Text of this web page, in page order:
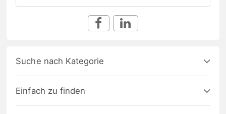
Suche nach Kategorie
Einfach zu finden